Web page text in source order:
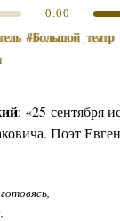
0:00
#Большой_театр
: «25 сентября
Поэт